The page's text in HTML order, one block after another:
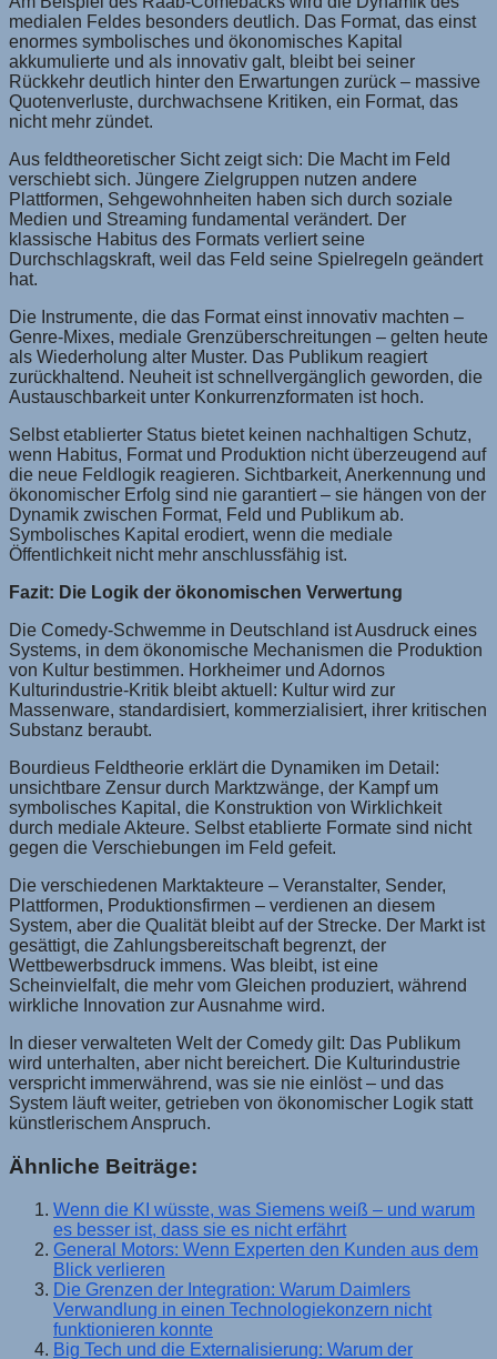
medialen Feldes besonders deutlich. Das Format, das einst
enormes symbolisches und ökonomisches Kapital
akkumulierte und als innovativ galt, bleibt bei seiner
Rückkehr deutlich hinter den Erwartungen zurück – massive
Quotenverluste, durchwachsene Kritiken, ein Format, das
nicht mehr zündet.
Aus feldtheoretischer Sicht zeigt sich: Die Macht im Feld
verschiebt sich. Jüngere Zielgruppen nutzen andere
Plattformen, Sehgewohnheiten haben sich durch soziale
Medien und Streaming fundamental verändert. Der
klassische Habitus des Formats verliert seine
Durchschlagskraft, weil das Feld seine Spielregeln geändert
hat.
Die Instrumente, die das Format einst innovativ machten –
Genre-Mixes, mediale Grenzüberschreitungen – gelten heute
als Wiederholung alter Muster. Das Publikum reagiert
zurückhaltend. Neuheit ist schnellvergänglich geworden, die
Austauschbarkeit unter Konkurrenzformaten ist hoch.
Selbst etablierter Status bietet keinen nachhaltigen Schutz,
wenn Habitus, Format und Produktion nicht überzeugend auf
die neue Feldlogik reagieren. Sichtbarkeit, Anerkennung und
ökonomischer Erfolg sind nie garantiert – sie hängen von der
Dynamik zwischen Format, Feld und Publikum ab.
Symbolisches Kapital erodiert, wenn die mediale
Öffentlichkeit nicht mehr anschlussfähig ist.
Fazit: Die Logik der ökonomischen Verwertung
Die Comedy-Schwemme in Deutschland ist Ausdruck eines
Systems, in dem ökonomische Mechanismen die Produktion
von Kultur bestimmen. Horkheimer und Adornos
Kulturindustrie-Kritik bleibt aktuell: Kultur wird zur
Massenware, standardisiert, kommerzialisiert, ihrer kritischen
Substanz beraubt.
Bourdieus Feldtheorie erklärt die Dynamiken im Detail:
unsichtbare Zensur durch Marktzwänge, der Kampf um
symbolisches Kapital, die Konstruktion von Wirklichkeit
durch mediale Akteure. Selbst etablierte Formate sind nicht
gegen die Verschiebungen im Feld gefeit.
Die verschiedenen Marktakteure – Veranstalter, Sender,
Plattformen, Produktionsfirmen – verdienen an diesem
System, aber die Qualität bleibt auf der Strecke. Der Markt ist
gesättigt, die Zahlungsbereitschaft begrenzt, der
Wettbewerbsdruck immens. Was bleibt, ist eine
Scheinvielfalt, die mehr vom Gleichen produziert, während
wirkliche Innovation zur Ausnahme wird.
In dieser verwalteten Welt der Comedy gilt: Das Publikum
wird unterhalten, aber nicht bereichert. Die Kulturindustrie
verspricht immerwährend, was sie nie einlöst – und das
System läuft weiter, getrieben von ökonomischer Logik statt
künstlerischem Anspruch.
Ähnliche Beiträge:
Wenn die KI wüsste, was Siemens weiß – und warum
es besser ist, dass sie es nicht erfährt
General Motors: Wenn Experten den Kunden aus dem
Blick verlieren
Die Grenzen der Integration: Warum Daimlers
Verwandlung in einen Technologiekonzern nicht
funktionieren konnte
Big Tech und die Externalisierung: Warum der